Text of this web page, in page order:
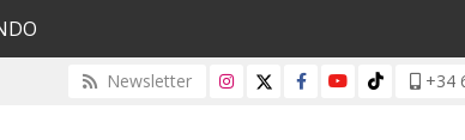
Newsletter +34